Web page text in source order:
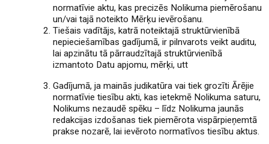
normatīvie aktu, kas precizēs Nolikuma piemērošanu
un/vai tajā noteikto Mērķu ievērošanu.
Tiešais vadītājs, katrā noteiktajā struktūrvienībā
nepieciešamības gadījumā, ir pilnvarots veikt auditu,
lai apzinātu tā pārraudzītajā struktūrvienībā
izmantoto Datu apjomu, mērķi, utt
Gadījumā, ja mainās judikatūra vai tiek grozīti Ārējie
normatīvie tiesību akti, kas ietekmē Nolikuma saturu,
Nolikums nezaudē spēku – līdz Nolikuma jaunās
redakcijas izdošanas tiek piemērota vispārpieņemtā
prakse nozarē, lai ievēroto normatīvos tiesību aktus.